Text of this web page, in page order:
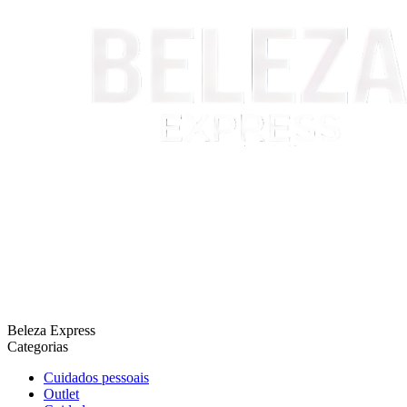
Beleza Express
Categorias
Cuidados pessoais
Outlet